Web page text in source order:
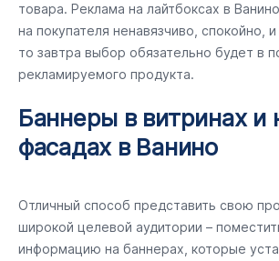
товара. Реклама на лайтбоксах в
на покупателя ненавязчиво, спокойно,
то завтра выбор обязательно будет в
рекламируемого продукта.
Баннеры в витринах и
фасадах в Ванино
Отличный способ представить свою
широкой целевой аудитории –
информацию на баннерах, которые